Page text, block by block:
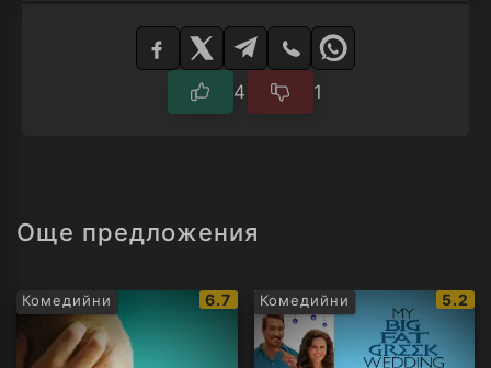
Изберете
4 1
Още предложения
Комедийни
IMDb
рейтинг:
6.7 Комедийни
IMDb
5.2